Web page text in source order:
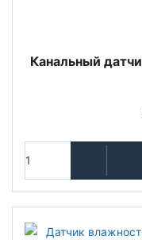
Канальный